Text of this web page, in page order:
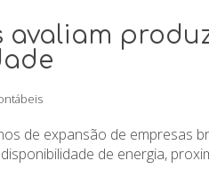
avaliam
de expansão de empresas
de energia,